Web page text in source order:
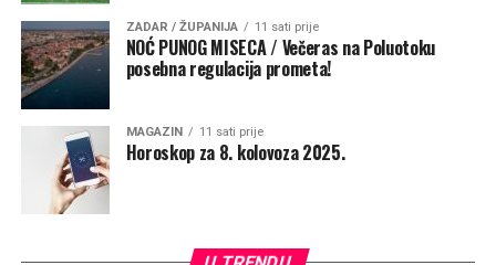
ZADAR / ŽUPANIJA 11 sati prije
NOĆ PUNOG MISECA / Večeras na Poluotoku
posebna regulacija prometa!
MAGAZIN 11 sati prije
Horoskop za 8. kolovoza 2025.